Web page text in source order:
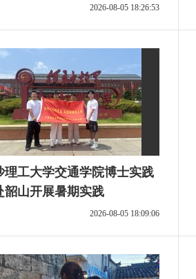
2026-08-05 18:26:53
理工大学交通学院博士实践
韶山开展暑期实践
2026-08-05 18:09:06